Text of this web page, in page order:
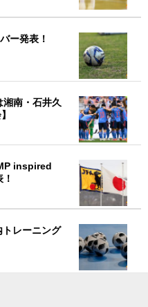
ー発表！
南・石井久
inspired
レーニング